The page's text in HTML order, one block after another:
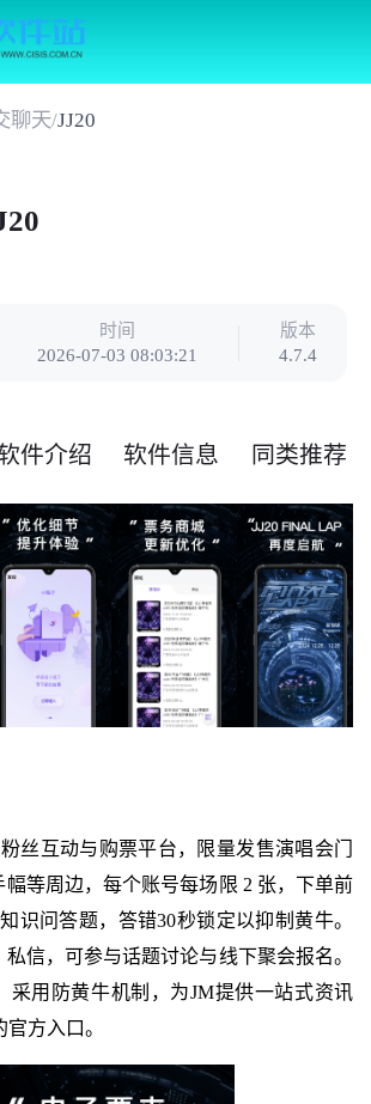
聊天/JJ20
时间
2026-07-03 08:03:21
版本
4.7.4
件介绍 软件信息 同类推荐
丝互动与购票平台，限量发售演唱会门
等周边，每个账号每场限 2 张，下单前
识问答题，答错30秒锁定以抑制黄牛。
信，可参与话题讨论与线下聚会报名。
采用防黄牛机制，为JM提供一站式资讯
方入口。